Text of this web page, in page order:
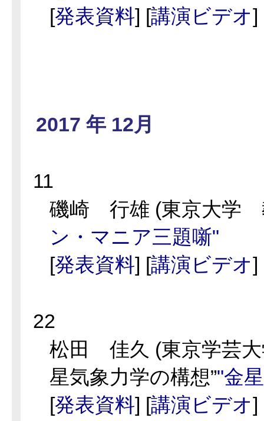
[発表資料] [講演ビデオ]
2017 年 12月
11
磯崎 行雄 (東京大学
ン・マニア三題噺"
[発表資料] [講演ビデオ]
22
松田 佳久 (東京学芸大
星気象力学の構想”"金
[発表資料] [講演ビデオ]